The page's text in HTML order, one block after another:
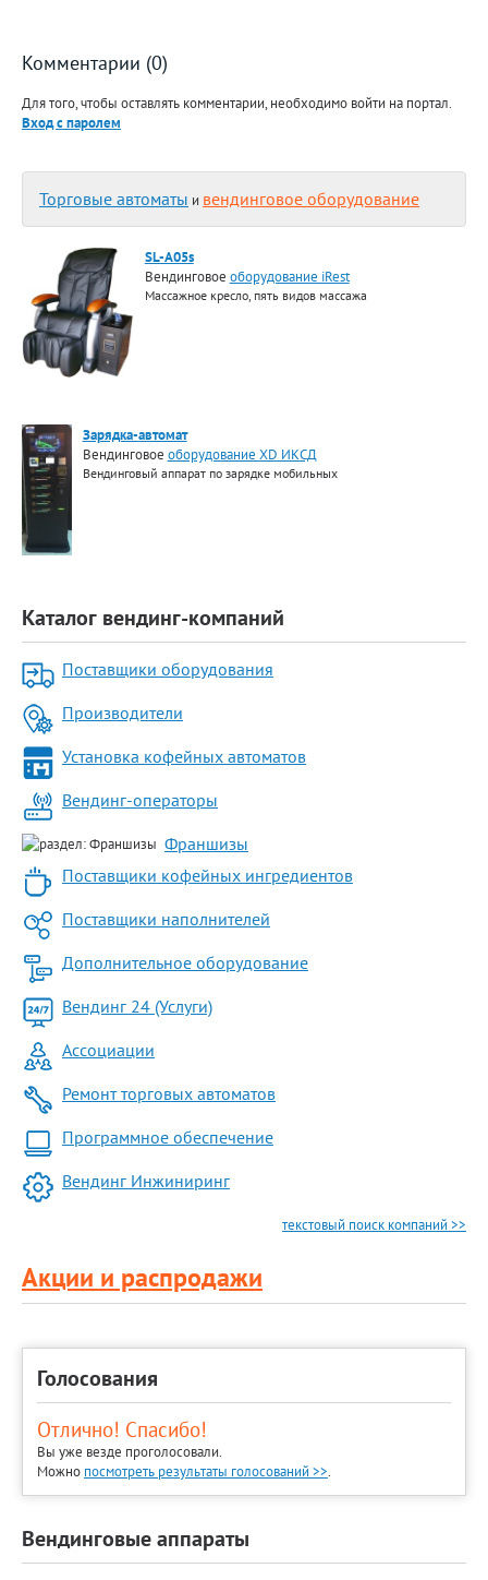
Комментарии (0)
Для того, чтобы оставлять комментарии, необходимо войти на портал.
Вход с паролем
Торговые автоматы и вендинговое оборудование
SL-A05s
Вендинговое оборудование iRest
Массажное кресло, пять видов массажа
Зарядка-автомат
Вендинговое оборудование XD ИКСД
Вендинговый аппарат по зарядке мобильных
Каталог вендинг-компаний
Поставщики оборудования
Производители
Установка кофейных автоматов
Вендинг-операторы
Франшизы
Поставщики кофейных ингредиентов
Поставщики наполнителей
Дополнительное оборудование
Вендинг 24 (Услуги)
Ассоциации
Ремонт торговых автоматов
Программное обеспечение
Вендинг Инжиниринг
текстовый поиск компаний >>
Акции и распродажи
Голосования
Отлично! Спасибо!
Вы уже везде проголосовали.
Можно посмотреть результаты голосований >>.
Вендинговые аппараты